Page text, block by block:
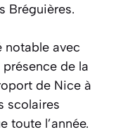
Bréguières.
notable avec
de la
de Nice à
scolaires
toute l’année.